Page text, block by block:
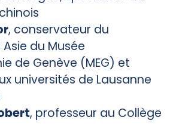
, conservateur du
du Musée
de Genève (MEG) et
universités de Lausanne
, professeur au Collège